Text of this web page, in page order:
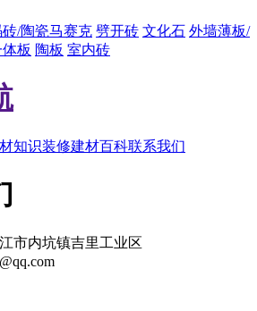
/陶瓷马赛克 劈开砖 文化石 外墙薄板/
板 陶板 室内砖
知识装修建材百科联系我们
市内坑镇吉里工业区